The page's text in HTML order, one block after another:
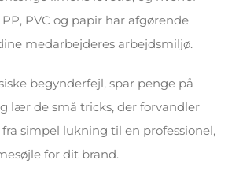
PVC og papir har afgørende
medarbejderes arbejdsmiljø.
begynderfejl, spar penge på
lær de små tricks, der forvandler
simpel lukning til en professionel,
for dit brand.